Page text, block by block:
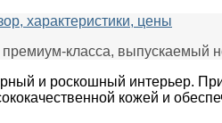
характеристики, цены
класса, выпускаемый
и роскошный интерьер.
кожей и